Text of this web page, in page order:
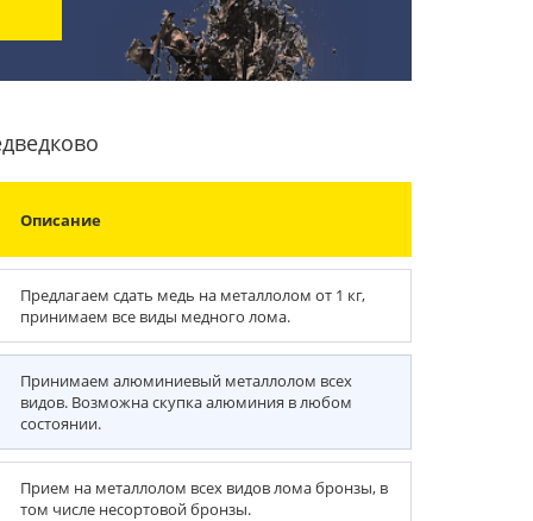
Описание
Предлагаем сдать медь на металлолом от 1 кг,
принимаем все виды медного лома.
Принимаем алюминиевый металлолом всех
видов. Возможна скупка алюминия в любом
состоянии.
Прием на металлолом всех видов лома бронзы, в
том числе несортовой бронзы.